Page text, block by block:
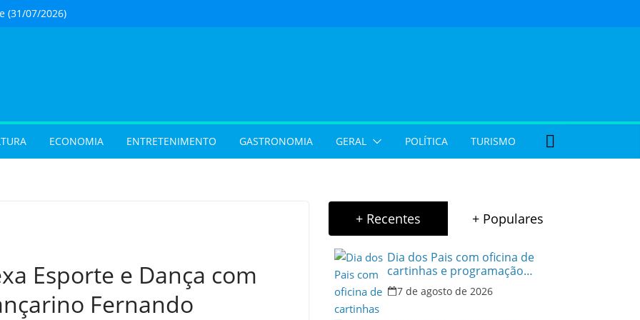
(31/07/2026)
Férias de julho
procura por
em Goiás e reforçam
ECONOMIA ENTRETENIMENTO GASTRONOMIA GERAL POLÍTICA TURISMO
Esporte e Dança com
Fernando
+ Recentes + Populares
Dia dos Pais com oficina de
cartinhas e programação
musical gratuita em Aparecida
de Goiânia
7 de agosto de 2026